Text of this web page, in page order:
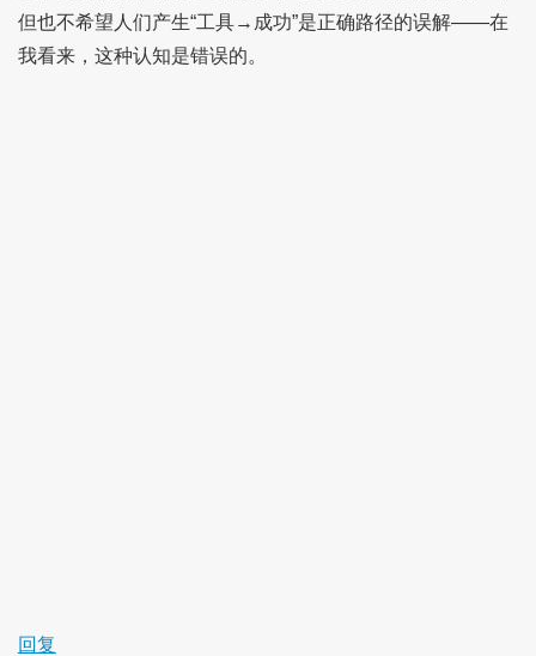
但也不希望人们产生“工具→成功”是正确路径的误解——在
我看来，这种认知是错误的。
回复